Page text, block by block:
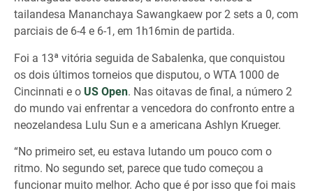
tailandesa Mananchaya Sawangkaew por 2 sets a 0, com
parciais de 6-4 e 6-1, em 1h16min de partida.
Foi a 13ª vitória seguida de Sabalenka, que conquistou
os dois últimos torneios que disputou, o WTA 1000 de
Cincinnati e o US Open. Nas oitavas de final, a número 2
do mundo vai enfrentar a vencedora do confronto entre a
neozelandesa Lulu Sun e a americana Ashlyn Krueger.
“No primeiro set, eu estava lutando um pouco com o
ritmo. No segundo set, parece que tudo começou a
funcionar muito melhor. Acho que é por isso que foi mais